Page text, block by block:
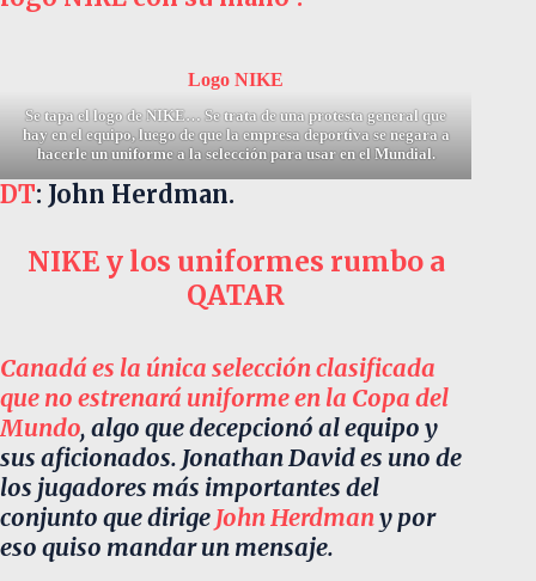
Logo NIKE
Se tapa el logo de NIKE… Se trata de una protesta general que
hay en el equipo, luego de que la empresa deportiva se negara a
hacerle un uniforme a la selección para usar en el Mundial.
DT: John Herdman.
NIKE y los uniformes rumbo a
QATAR
Canadá es la única selección clasificada
que no estrenará uniforme en la Copa del
Mundo, algo que decepcionó al equipo y
sus aficionados. Jonathan David es uno de
los jugadores más importantes del
conjunto que dirige John Herdmany por
eso quiso mandar un mensaje.